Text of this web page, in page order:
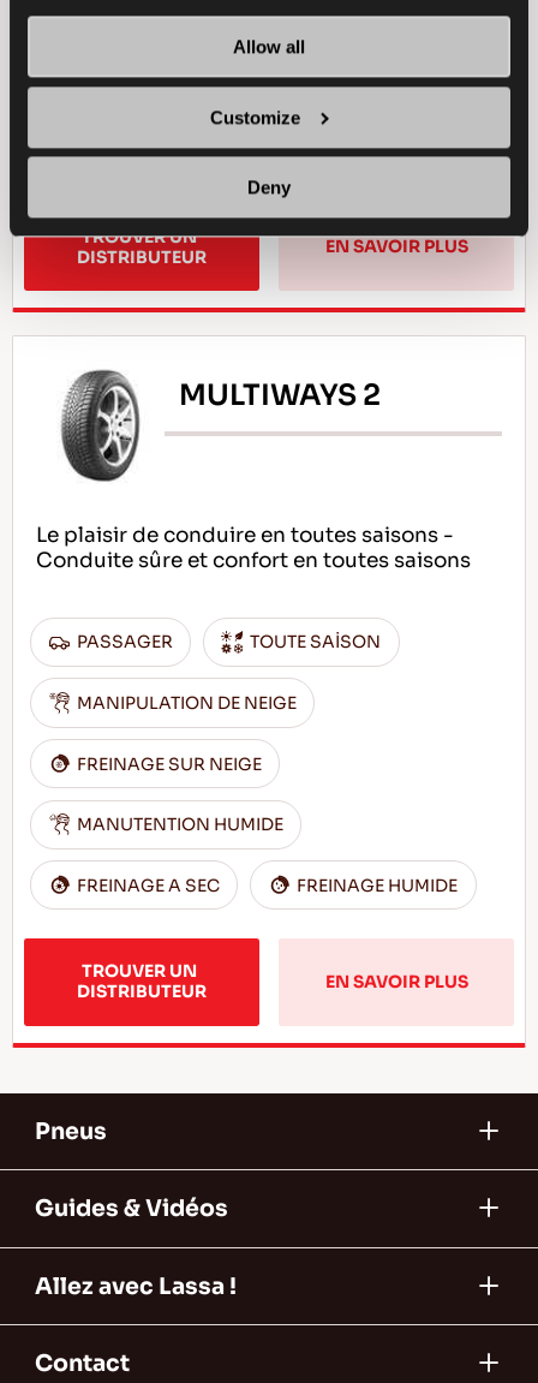
Allow all
Customize
Deny
MANUTENTION A SEC
FREINAGE HUMIDE
TROUVER UN
DISTRIBUTEUR
EN SAVOIR PLUS
MULTIWAYS 2
Le plaisir de conduire en toutes saisons -
Conduite sûre et confort en toutes saisons
PASSAGER TOUTE SAİSON
MANIPULATION DE NEIGE
FREINAGE SUR NEIGE
MANUTENTION HUMIDE
FREINAGE A SEC FREINAGE HUMIDE
TROUVER UN
DISTRIBUTEUR
EN SAVOIR PLUS
Pneus
Guides & Vidéos
Allez avec Lassa !
Contact